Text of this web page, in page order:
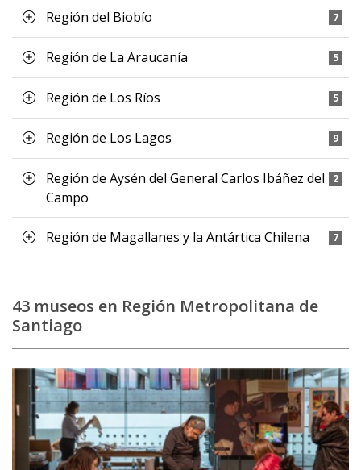
Región del Biobío 7
Región de La Araucanía 5
Región de Los Ríos 5
Región de Los Lagos 9
Región de Aysén del General Carlos Ibáñez del
Campo
2
Región de Magallanes y la Antártica Chilena 7
43 museos en Región Metropolitana de
Santiago